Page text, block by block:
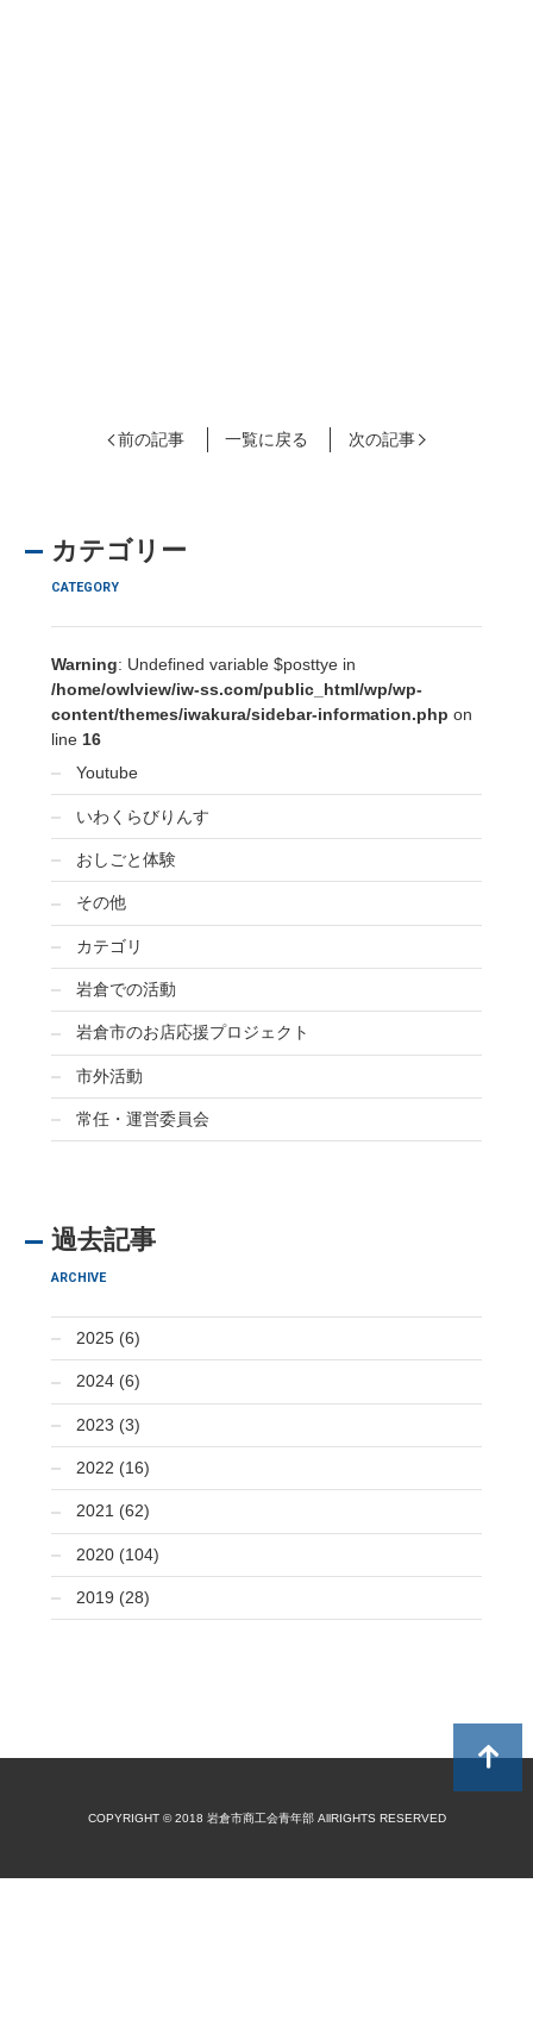
前の記事 一覧に戻る 次の記事
カテゴリー
CATEGORY
Warning: Undefined variable $posttye in
/home/owlview/iw-ss.com/public_html/wp/wp-
content/themes/iwakura/sidebar-information.php on
line 16
Youtube
いわくらびりんす
おしごと体験
その他
カテゴリ
岩倉での活動
岩倉市のお店応援プロジェクト
市外活動
常任・運営委員会
過去記事
ARCHIVE
2025 (6)
2024 (6)
2023 (3)
2022 (16)
2021 (62)
2020 (104)
2019 (28)
COPYRIGHT © 2018 岩倉市商工会青年部 AllRIGHTS RESERVED